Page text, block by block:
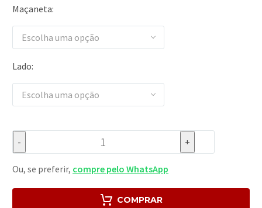
Maçaneta
Escolha uma opção
Lado
Escolha uma opção
- +
COMPRAR
Ou, se preferir, compre pelo WhatsApp